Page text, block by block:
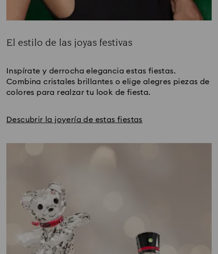
El estilo de las joyas festivas
Inspírate y derrocha elegancia estas fiestas.
Combina cristales brillantes o elige alegres piezas de
colores para realzar tu look de fiesta.
Descubrir la joyería de estas fiestas